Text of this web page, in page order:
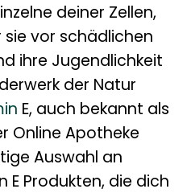
deiner Zellen,
sie vor schädlichen
ihre Jugendlichkeit
der Natur
E, auch bekannt als
Online Apotheke
Auswahl an
Produkten, die dich